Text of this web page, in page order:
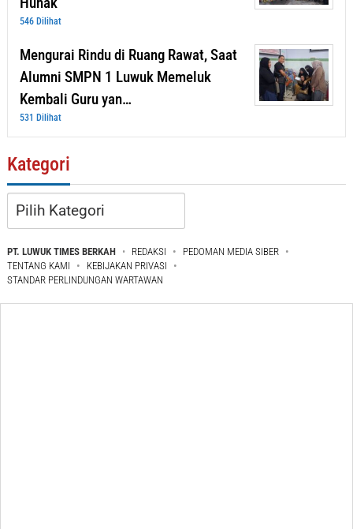
546 Dilihat
Mengurai Rindu di Ruang Rawat, Saat
Alumni SMPN 1 Luwuk Memeluk
Kembali Guru yan…
531 Dilihat
Kategori
Kategori
PT. LUWUK TIMES BERKAH REDAKSI
PEDOMAN MEDIA SIBER
TENTANG KAMI
KEBIJAKAN PRIVASI
STANDAR PERLINDUNGAN WARTAWAN